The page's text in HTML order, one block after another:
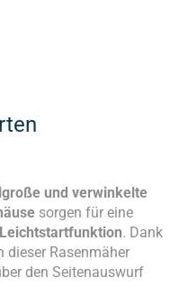
und verwinkelte
sorgen für eine
Leichtstartfunktion. Dank
Rasenmäher
den Seitenauswurf